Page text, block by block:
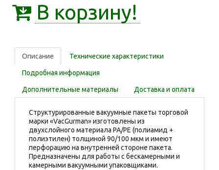
В корзину!
Описание Технические характеристики
Подробная информация
Дополнительные материалы Доставка и оплата
Структурированные вакуумные пакеты торговой
марки «VacGurman» изготовлены из
двухслойного материала PA/PE (полиамид +
полиэтилен) толщиной 90/100 мкм и имеют
перфорацию на внутренней стороне пакета.
Предназначены для работы с бескамерными и
камерными вакуумными упаковщиками.